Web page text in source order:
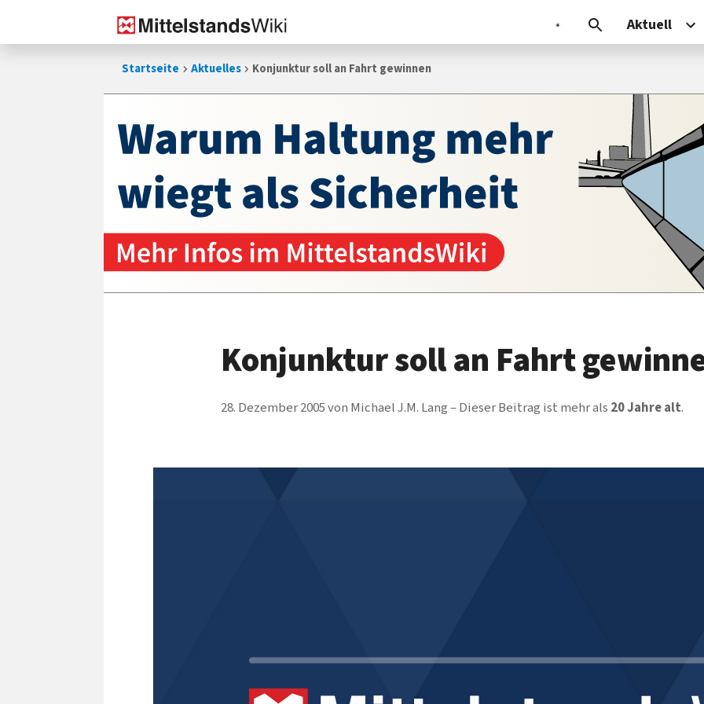
Aktuell
Startseite Aktuelles Konjunktur soll an Fahrt gewinnen
Konjunktur soll an Fahrt
28. Dezember 2005von Michael J.M. Lang Dieser Beitrag ist mehr als 20 Jahre alt.